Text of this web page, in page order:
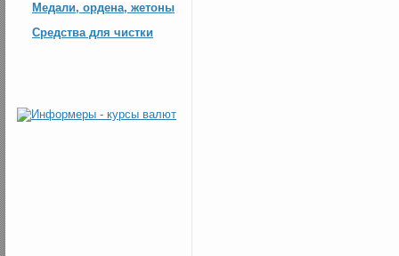
Медали, ордена, жетоны
Средства для чистки